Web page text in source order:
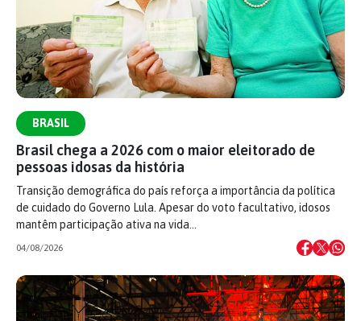
BRASIL
Brasil chega a 2026 com o maior eleitorado de
pessoas idosas da história
Transição demográfica do país reforça a importância da política
de cuidado do Governo Lula. Apesar do voto facultativo, idosos
mantêm participação ativa na vida…
04/08/2026